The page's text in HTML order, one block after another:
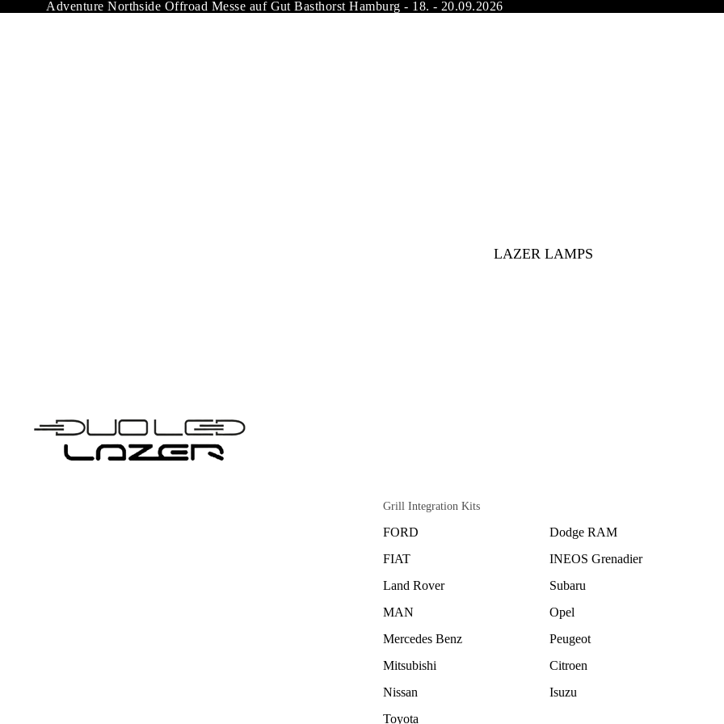
Adventure Northside Offroad Messe auf Gut Basthorst Hamburg - 18. - 20.09.2026
LAZER LAMPS
Grill Integration Kits
FORD
FIAT
Land Rover
MAN
Mercedes Benz
Mitsubishi
Nissan
Toyota
Dodge RAM
INEOS Grenadier
Subaru
Opel
Peugeot
Citroen
Isuzu